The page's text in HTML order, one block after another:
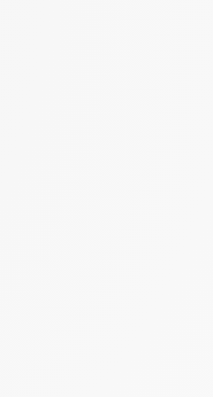
de Google.
sur le consommateur.